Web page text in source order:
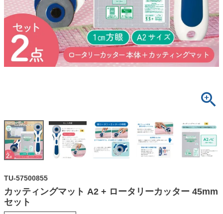
TU-57500855
カッティングマット A2 + ロータリーカッター 45mm
セット